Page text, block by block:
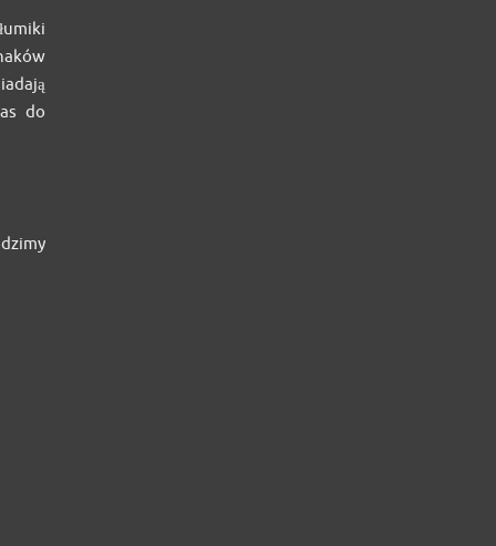
do